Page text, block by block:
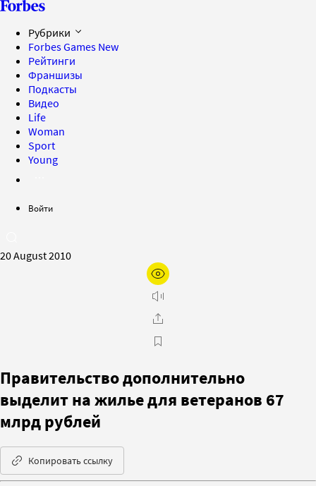
Рубрики
Forbes Games New
Рейтинги
Франшизы
Подкасты
Видео
Life
Woman
Sport
Young
Войти
20 August 2010
Правительство дополнительно
выделит на жилье для ветеранов 67
млрд рублей
Копировать ссылку